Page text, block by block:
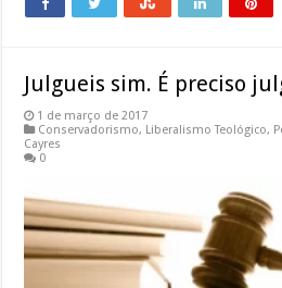
Julgueis sim. É preciso
1 de março de 2017
Conservadorismo, Liberalismo Teológico,
Cayres
0